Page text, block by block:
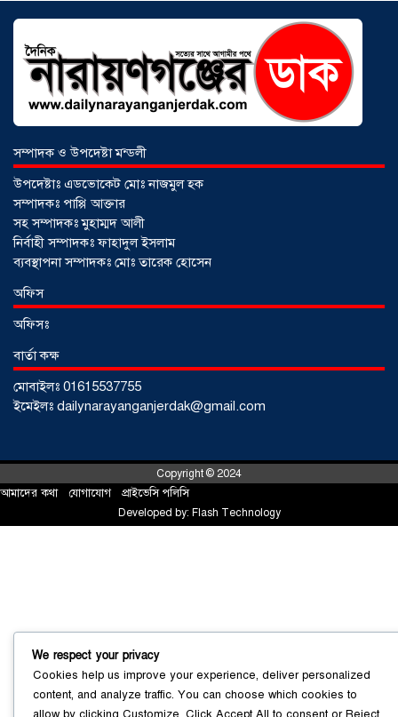
শর্টগান
০৩ আগস্ট ২০২৬
সম্পাদক ও উপদেষ্টা মন্ডলী
উপদেষ্টাঃ এডভোকেট মোঃ নাজমুল হক
সম্পাদকঃ পাপ্পি আক্তার
সহ সম্পাদকঃ মুহাম্মদ আলী
নির্বাহী সম্পাদকঃ ফাহাদুল ইসলাম
ব্যবস্থাপনা সম্পাদকঃ মোঃ তারেক হোসেন
অফিস
অফিসঃ
বার্তা কক্ষ
মোবাইলঃ 01615537755
ইমেইলঃ dailynarayanganjerdak@gmail.com
Copyright © 2024
আমাদের কথা যোগাযোগ প্রাইভেসি পলিসি
Developed by: Flash Technology
We respect your privacy
Cookies help us improve your experience, deliver personalized
content, and analyze traffic. You can choose which cookies to
allow by clicking Customize . Click Accept All to consent orReject